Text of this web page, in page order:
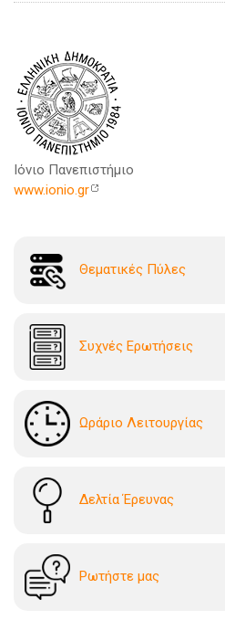
Ιόνιο Πανεπιστήμιο
www.ionio.gr
Θεματικές Πύλες
Συχνές Ερωτήσεις
Ωράριο Λειτουργίας
Δελτία Έρευνας
Ρωτήστε μας